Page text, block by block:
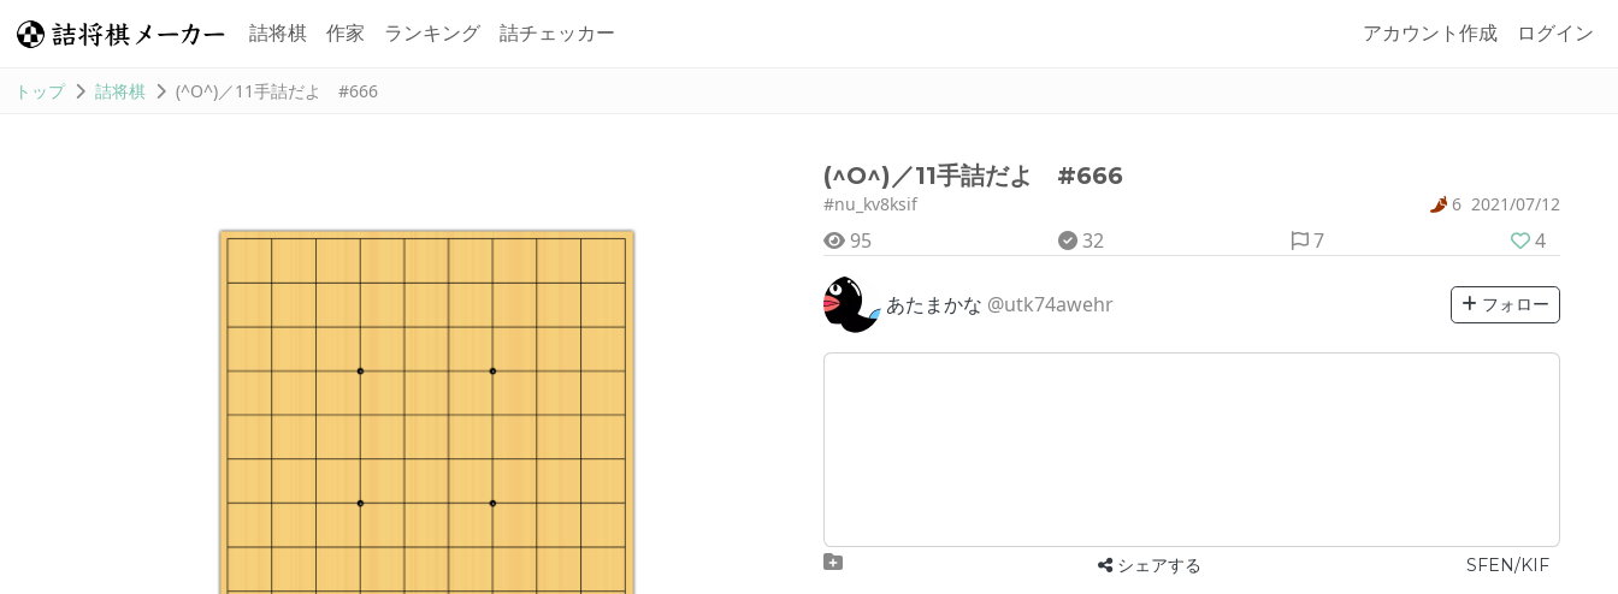
詰将棋 作家 ランキング 詰チェッカー アカウント作成 ログイン
トップ 詰将棋 (^O^)／11手詰だよ #666
(^O^)／11手詰だよ #666
#nu_kv8ksif 6 2021/07/12
95 32 7 4
あたまかな @utk74awehr フォロー
シェアする SFEN/KIF